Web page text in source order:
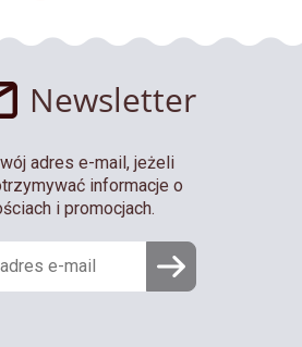
Newsletter
adres e-mail, jeżeli
informacje o
i promocjach.